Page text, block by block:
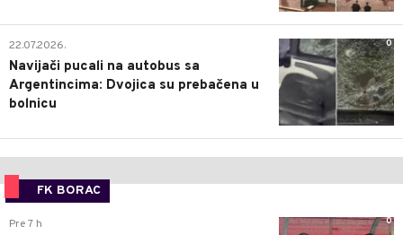
0
22.07.2026.
Navijači pucali na autobus sa
Argentincima: Dvojica su prebačena u
bolnicu
FK BORAC
0
Pre 7 h